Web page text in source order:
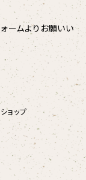
ームよりお願いい
ョップ